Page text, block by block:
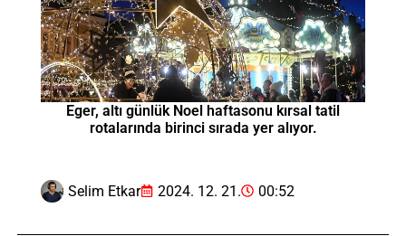
Eger, altı günlük Noel haftasonu kırsal tatil
rotalarında birinci sırada yer alıyor.
Selim Etkar 2024. 12. 21. 00:52